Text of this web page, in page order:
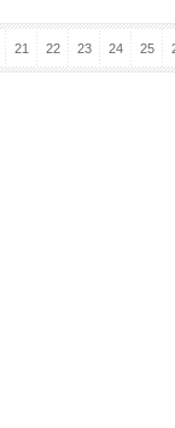
21 22 23 24 25